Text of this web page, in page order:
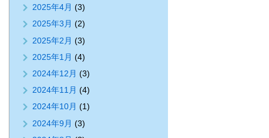
2025年4月 (3)
2025年3月 (2)
2025年2月 (3)
2025年1月 (4)
2024年12月 (3)
2024年11月 (4)
2024年10月 (1)
2024年9月 (3)